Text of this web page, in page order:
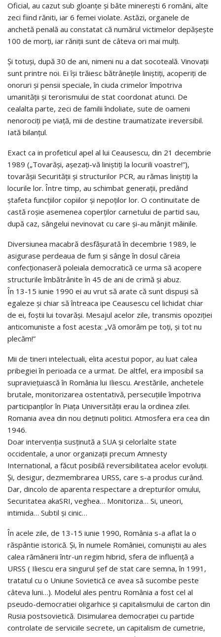
Oficial, au cazut sub gloanțe și bâte minerești 6 români, alte
zeci fiind răniti, iar 6 femei violate. Astăzi, organele de
anchetă penală au constatat că numărul victimelor depășește
100 de morți, iar răniții sunt de câteva ori mai mulți.
Și totuși, după 30 de ani, nimeni nu a dat socoteală. Vinovații
sunt printre noi. Ei își trăiesc bătrânețile liniștiți, acoperiți de
onoruri și pensii speciale, în ciuda crimelor împotriva
umanității și terorismului de stat coordonat atunci. De
cealalta parte, zeci de familii îndoliate, sute de oameni
nenorociți pe viață, mii de destine traumatizate ireversibil.
Iată bilanțul.
Exact ca in profeticul apel al lui Ceausescu, din 21 decembrie
1989 („Tovarăși, așezați-vă liniștiți la locurili voastre!”),
tovarășii Securității și structurilor PCR, au rămas liniștiți la
locurile lor. Între timp, au schimbat generații, predând
ștafeta funcțiilor copiilor și nepoților lor. O continuitate de
castă roșie asemenea coperților carnetului de partid sau,
după caz, sângelui nevinovat cu care și-au mânjit mâinile.
Diversiunea macabră desfășurată în decembrie 1989, le
asigurase perdeaua de fum și sânge în dosul căreia
confecționaseră poleiala democratică ce urma să acopere
structurile îmbătrânite în 45 de ani de crimă și abuz.
În 13-15 iunie 1990 ei au vrut să arate că sunt dispuși să
egaleze și chiar să întreaca ipe Ceausescu cel lichidat chiar
de ei, foștii lui tovarăși. Mesajul acelor zile, transmis opoziției
anticomuniste a fost acesta: „Vă omorâm pe toți, și tot nu
plecăm!”
Mii de tineri intelectuali, elita acestui popor, au luat calea
pribegiei în perioada ce a urmat. De altfel, era imposibil sa
supraviețuiască în România lui Iliescu. Arestările, anchetele
brutale, monitorizarea ostentativă, persecuțiile împotriva
participanților în Piața Universității erau la ordinea zilei.
Romania avea din nou deținuti politici. Atmosfera era cea din
1946.
Doar intervenția susținută a SUA și celorlalte state
occidentale, a unor organizații precum Amnesty
International, a făcut posibilă reversibilitatea acelor evoluții.
Și, desigur, dezmembrarea URSS, care s-a produs curând.
Dar, dincolo de aparenta respectare a drepturilor omului,
Securitatea akaSRI, veghea… Monitoriza… Si, uneori,
intimida… Subtil și cinic…
În acele zile, de 13-15 iunie 1990, România s-a aflat la o
răspântie istorică. Și, în numele României, comuniștii au ales
calea rămânerii într-un regim hibrid, sfera de influență a
URSS ( Iliescu era singurul șef de stat care semna, în 1991,
tratatul cu o Uniune Sovietică ce avea să sucombe peste
câteva luni…). Modelul ales pentru România a fost cel al
pseudo-democratiei oligarhice și capitalismului de carton din
Rusia postsovietică. Disimularea democrației cu partide
controlate de serviciile secrete, un capitalism de cumetrie,